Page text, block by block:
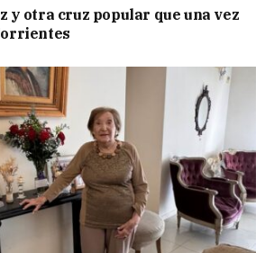
y otra cruz popular que una vez